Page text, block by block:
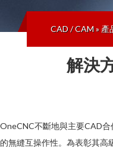
CAD / CAM» 產
解決
OneCNC不斷地與主要CAD
的無縫互操作性。為表彰其